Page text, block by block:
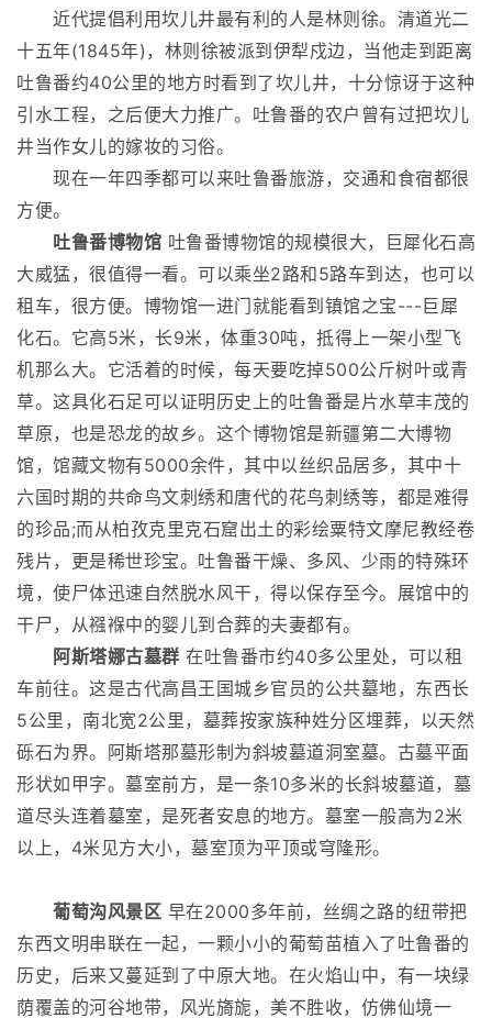
近代提倡利用坎儿井最有利的人是林则徐。清道光二
十五年(1845年)，林则徐被派到伊犁戍边，当他走到距离
吐鲁番约40公里的地方时看到了坎儿井，十分惊讶于这种
引水工程，之后便大力推广。吐鲁番的农户曾有过把坎儿
井当作女儿的嫁妆的习俗。
现在一年四季都可以来吐鲁番旅游，交通和食宿都很
方便。
吐鲁番博物馆 吐鲁番博物馆的规模很大，巨犀化石高
大威猛，很值得一看。可以乘坐2路和5路车到达，也可以
租车，很方便。博物馆一进门就能看到镇馆之宝---巨犀
化石。它高5米，长9米，体重30吨，抵得上一架小型飞
机那么大。它活着的时候，每天要吃掉500公斤树叶或青
草。这具化石足可以证明历史上的吐鲁番是片水草丰茂的
草原，也是恐龙的故乡。这个博物馆是新疆第二大博物
馆，馆藏文物有5000余件，其中以丝织品居多，其中十
六国时期的共命鸟文刺绣和唐代的花鸟刺绣等，都是难得
的珍品;而从柏孜克里克石窟出土的彩绘粟特文摩尼教经卷
残片，更是稀世珍宝。吐鲁番干燥、多风、少雨的特殊环
境，使尸体迅速自然脱水风干，得以保存至今。展馆中的
干尸，从襁褓中的婴儿到合葬的夫妻都有。
阿斯塔娜古墓群 在吐鲁番市约40多公里处，可以租
车前往。这是古代高昌王国城乡官员的公共墓地，东西长
5公里，南北宽2公里，墓葬按家族种姓分区埋葬，以天然
砾石为界。阿斯塔那墓形制为斜坡墓道洞室墓。古墓平面
形状如甲字。墓室前方，是一条10多米的长斜坡墓道，墓
道尽头连着墓室，是死者安息的地方。墓室一般高为2米
以上，4米见方大小，墓室顶为平顶或穹隆形。
葡萄沟风景区 早在2000多年前，丝绸之路的纽带把
东西文明串联在一起，一颗小小的葡萄苗植入了吐鲁番的
历史，后来又蔓延到了中原大地。在火焰山中，有一块绿
荫覆盖的河谷地带，风光旖旎，美不胜收，仿佛仙境一